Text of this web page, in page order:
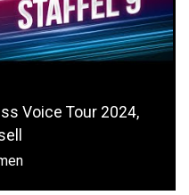
Voice Tour 2024,